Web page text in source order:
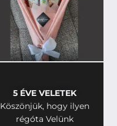
5 ÉVE VELETEK
Köszönjük, hogy ilyen
régóta Velünk